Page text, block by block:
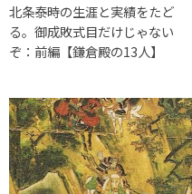
北条泰時の生涯と実績をたど
る。御成敗式目だけじゃない
ぞ：前編【鎌倉殿の13人】